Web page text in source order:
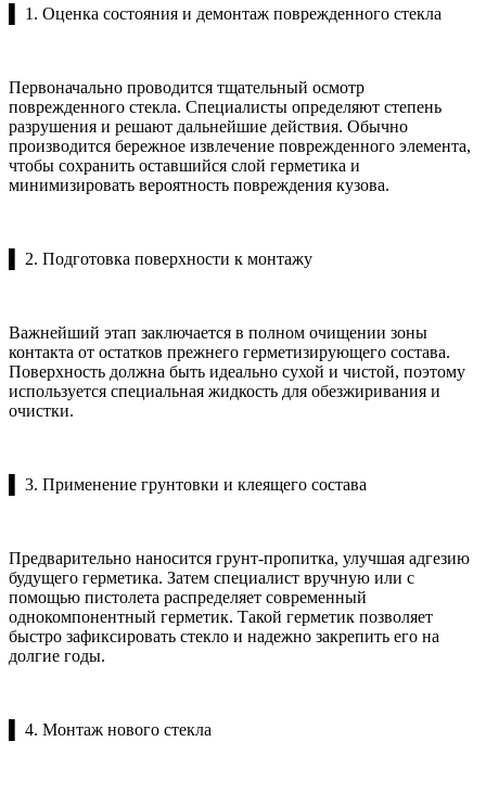
▌ 1. Оценка состояния и демонтаж поврежденного стекла
Первоначально проводится тщательный осмотр
поврежденного стекла. Специалисты определяют степень
разрушения и решают дальнейшие действия. Обычно
производится бережное извлечение поврежденного элемента,
чтобы сохранить оставшийся слой герметика и
минимизировать вероятность повреждения кузова.
▌ 2. Подготовка поверхности к монтажу
Важнейший этап заключается в полном очищении зоны
контакта от остатков прежнего герметизирующего состава.
Поверхность должна быть идеально сухой и чистой, поэтому
используется специальная жидкость для обезжиривания и
очистки.
▌ 3. Применение грунтовки и клеящего состава
Предварительно наносится грунт-пропитка, улучшая адгезию
будущего герметика. Затем специалист вручную или с
помощью пистолета распределяет современный
однокомпонентный герметик. Такой герметик позволяет
быстро зафиксировать стекло и надежно закрепить его на
долгие годы.
▌ 4. Монтаж нового стекла